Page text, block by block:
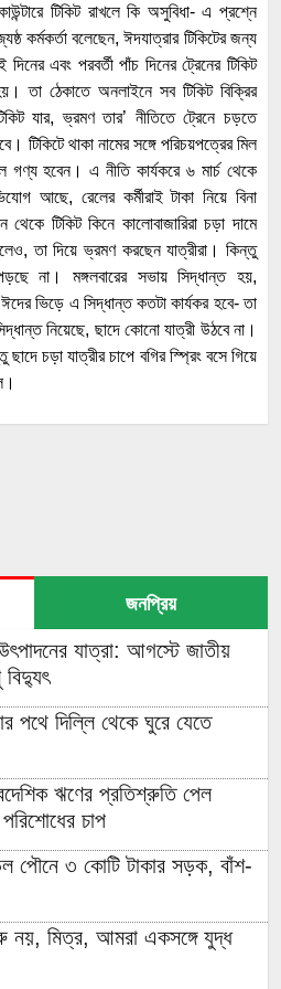
টিকিট রাখলে কি অসুবিধা- এ প্রশ্নে
কর্মকর্তা বলেছেন, ঈদযাত্রার টিকিটের জন্য
এবং পরবর্তী পাঁচ দিনের ট্রেনের টিকিট
তা ঠেকাতে অনলাইনে সব টিকিট বিক্রির
যার, ভ্রমণ তার’ নীতিতে ট্রেনে চড়তে
টিকিটে থাকা নামের সঙ্গে পরিচয়পত্রের মিল
গণ্য হবেন। এ নীতি কার্যকরে ৬ মার্চ থেকে
আছে, রেলের কর্মীরাই টাকা নিয়ে বিনা
টিকিট কিনে কালোবাজারিরা চড়া দামে
তা দিয়ে ভ্রমণ করছেন যাত্রীরা। কিন্তু
না। মঙ্গলবারের সভায় সিদ্ধান্ত হয়,
ভিড়ে এ সিদ্ধান্ত কতটা কার্যকর হবে- তা
নিয়েছে, ছাদে কোনো যাত্রী উঠবে না।
চড়া যাত্রীর চাপে বগির স্প্রিং বসে গিয়ে
জনপ্রিয়
যাত্রা: আগস্টে জাতীয়
পথে দিল্লি থেকে ঘুরে যেতে
ঋণের প্রতিশ্রুতি পেল
চাপ
পৌনে ৩ কোটি টাকার সড়ক, বাঁশ-
নয়, মিত্র, আমরা একসঙ্গে যুদ্ধ